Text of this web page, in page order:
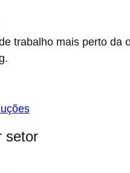
trabalho mais perto da
setor